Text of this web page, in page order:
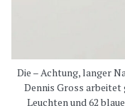
Die – Achtung, langer
Dennis Gross
Leuchten und 62